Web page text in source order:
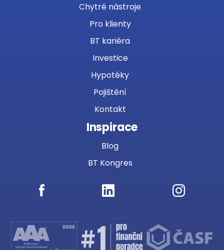
Chytré nástroje
Pro klienty
BT kariéra
Investice
Hypotéky
Pojištění
Kontakt
Inspirace
Blog
BT Kongres